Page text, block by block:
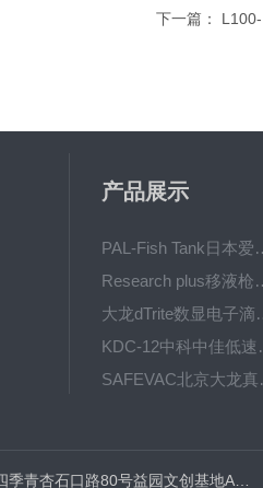
下一篇：
产品展示
PAL-Fish Tank
Research plus
大龙dTrite
KDC-